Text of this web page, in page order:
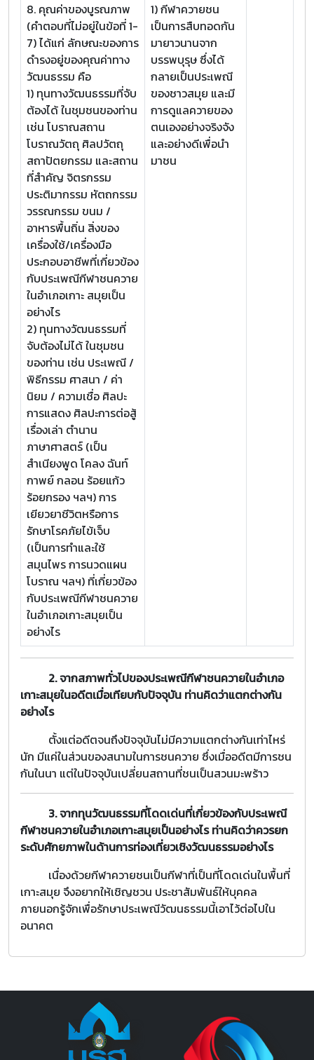
8. คุณค่าของบูรณภาพ
(คำตอบที่ไม่อยู่ในข้อที่ 1-
7) ได้แก่ ลักษณะของการ
ดำรงอยู่ของคุณค่าทาง
วัฒนธรรม คือ
1) ทุนทางวัฒนธรรมที่จับ
ต้องได้ ในชุมชนของท่าน
เช่น โบราณสถาน
โบราณวัตถุ ศิลปวัตถุ
สถาปัตยกรรม และสถาน
ที่สำคัญ จิตรกรรม
ประติมากรรม หัตถกรรม
วรรณกรรม ขนม /
อาหารพื้นถิ่น สิ่งของ
เครื่องใช้/เครื่องมือ
ประกอบอาชีพที่เกี่ยวข้อง
กับประเพณีกีฬาชนควาย
ในอำเภอเกาะ สมุยเป็น
อย่างไร
2) ทุนทางวัฒนธรรมที่
จับต้องไม่ได้ ในชุมชน
ของท่าน เช่น ประเพณี /
พิธีกรรม ศาสนา / ค่า
นิยม / ความเชื่อ ศิลปะ
การแสดง ศิลปะการต่อสู้
เรื่องเล่า ตำนาน
ภาษาศาสตร์ (เป็น
สำเนียงพูด โคลง ฉันท์
กาพย์ กลอน ร้อยแก้ว
ร้อยกรอง ฯลฯ) การ
เยียวยาชีวิตหรือการ
รักษาโรคภัยไข้เจ็บ
(เป็นการทำและใช้
สมุนไพร การนวดแผน
โบราณ ฯลฯ) ที่เกี่ยวข้อง
กับประเพณีกีฬาชนควาย
ในอำเภอเกาะสมุยเป็น
อย่างไร
1) กีฬาควายชน
เป็นการสืบทอดกัน
มายาวนานจาก
บรรพบุรุษ ซึ่งได้
กลายเป็นประเพณี
ของชาวสมุย และมี
การดูแลควายของ
ตนเองอย่างจริงจัง
และอย่างดีเพื่อนำ
มาชน
2. จากสภาพทั่วไปของประเพณีกีฬาชนควายในอำเภอ
เกาะสมุยในอดีตเมื่อเทียบกับปัจจุบัน ท่านคิดว่าแตกต่างกัน
อย่างไร
ตั้งแต่อดีตจนถึงปัจจุบันไม่มีความแตกต่างกันเท่าไหร่
นัก มีแค่ในส่วนของสนามในการชนควาย ซึ่งเมื่ออดีตมีการชน
กันในนา แต่ในปัจจุบันเปลี่ยนสถานที่ชนเป็นสวนมะพร้าว
3. จากทุนวัฒนธรรมที่โดดเด่นที่เกี่ยวข้องกับประเพณี
กีฬาชนควายในอำเภอเกาะสมุยเป็นอย่างไร ท่านคิดว่าควรยก
ระดับศักยภาพในด้านการท่องเที่ยวเชิงวัฒนธรรมอย่างไร
เนื่องด้วยกีฬาควายชนเป็นกีฬาที่เป็นที่โดดเด่นในพื้นที่
เกาะสมุย จึงอยากให้เชิญชวน ประชาสัมพันธ์ให้บุคคล
ภายนอกรู้จักเพื่อรักษาประเพณีวัฒนธรรมนี้เอาไว้ต่อไปใน
อนาคต